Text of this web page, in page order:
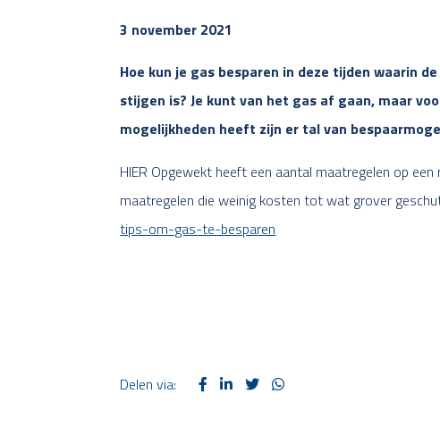
3 november 2021
Hoe kun je gas besparen in deze tijden waarin
stijgen is? Je kunt van het gas af gaan, maar
mogelijkheden heeft zijn er tal van
HIER Opgewekt heeft een aantal maatregelen op een
maatregelen die weinig kosten tot wat grover
tips-om-gas-te-besparen
Delen via: